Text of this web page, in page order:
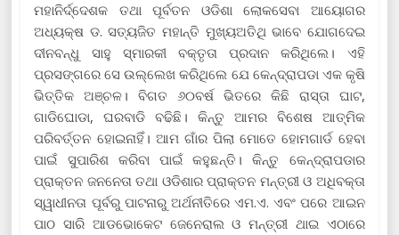
ମହାନିର୍ଦ୍ଦେଶକ ତଥା ପୂର୍ବତନ ଓଡିଶା ଲୋକସେବା ଆୟୋଗର
ଅଧ୍ୟକ୍ଷ ଡ. ସତ୍ୟଜିତ ମହାନ୍ତି ମୁଖ୍ୟଅତିଥି ଭାବେ ଯୋଗଦେଇ
ଦୀନବନ୍ଧୁ ସାହୁ ସ୍ମାରକୀ ବକ୍ତୃତା ପ୍ରଦାନ କରିଥିଲେ। ଏହି
ପ୍ରସଙ୍ଗରେ ସେ ଉଲ୍ଲେଖ କରିଥିଲେ ଯେ କେନ୍ଦ୍ରାପଡା ଏକ କୃଷି
ଭିତ୍ତିକ ଅଞ୍ଚଳ। ବିଗତ ୬୦ବର୍ଷ ଭିତରେ କିଛି ରାସ୍ତା ଘାଟ,
ଗାଡିଘୋଡା, ଘରବାଡି ବଢିଛି। କିନ୍ତୁ ଆମର ବିଶେଷ ଆତ୍ମିକ
ପରିବର୍ତ୍ତନ ହୋଇନାହିଁ। ଆମ ଗାଁର ପିଲା ମୋତେ ହୋମଗାର୍ଡ ହେବା
ପାଇଁ ସୁପାରିଶ କରିବା ପାଇଁ କହୁଛନ୍ତି। କିନ୍ତୁ କେନ୍ଦ୍ରାପଡାର
ପ୍ରାକ୍ତନ ଜନନେତା ତଥା ଓଡିଶାର ପ୍ରାକ୍ତନ ମନ୍ତ୍ରୀ ଓ ଅଧିବକ୍ତା
ସ୍ୱାଧୀନତା ପୂର୍ବରୁ ପାଟନାରୁ ଅର୍ଥନୀତିରେ ଏମ.ଏ. ଏବଂ ପରେ ଆଇନ
ପାଠ ସାରି ଆଡଭୋକେଟ ଜେନେରାଲ ଓ ମନ୍ତ୍ରୀ ଥାଇ ଏଠାରେ